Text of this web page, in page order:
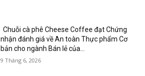
Chuỗi cà phê Cheese Coffee đạt Chứng
nhận đánh giá về An toàn Thực phẩm Cơ
bản cho ngành Bán lẻ của...
9 Tháng 6, 2026